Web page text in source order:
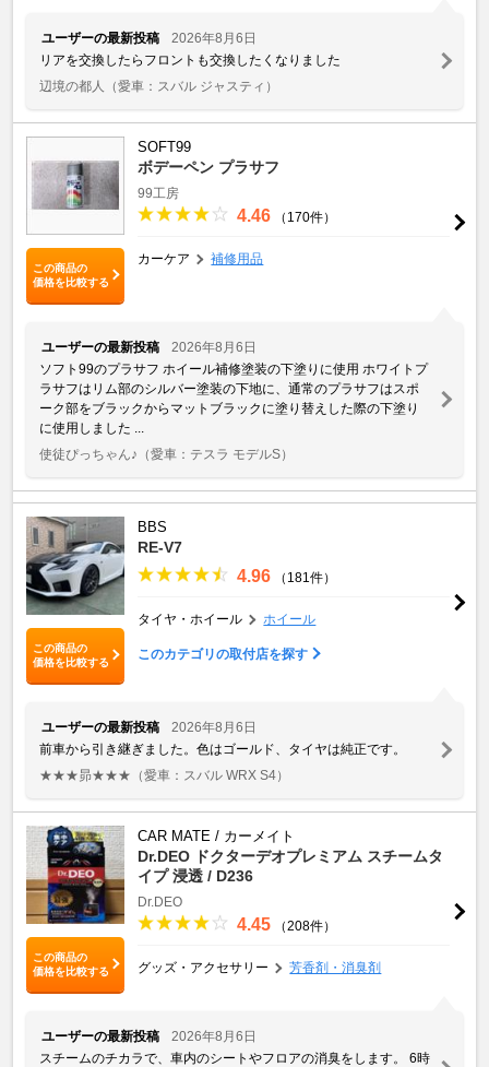
ユーザーの最新投稿
2026年8月6日
リアを交換したらフロントも交換したくなりました
辺境の都人
（愛車：スバル ジャスティ）
この商品の
価格を比較する
SOFT99
ボデーペン プラサフ
99工房
4.46 （170件）
カーケア 補修用品
ユーザーの最新投稿
2026年8月6日
ソフト99のプラサフ ホイール補修塗装の下塗りに使用 ホワイトプ
ラサフはリム部のシルバー塗装の下地に、通常のプラサフはスポ
ーク部をブラックからマットブラックに塗り替えした際の下塗り
に使用しました ...
使徒ぴっちゃん♪ （愛車：テスラ モデルS）
この商品の
価格を比較する
BBS
RE-V7
4.96 （181件）
タイヤ・ホイール ホイール
このカテゴリの取付店を探す
ユーザーの最新投稿
2026年8月6日
前車から引き継ぎました。色はゴールド、タイヤは純正です。
★★★昴★★★ （愛車：スバル WRX S4）
この商品の
価格を比較する
CAR MATE / カーメイト
Dr.DEO ドクターデオプレミアム スチームタ
イプ 浸透 / D236
Dr.DEO
4.45 （208件）
グッズ・アクセサリー 芳香剤・消臭剤
ユーザーの最新投稿
2026年8月6日
スチームのチカラで、車内のシートやフロアの消臭をします。 6時